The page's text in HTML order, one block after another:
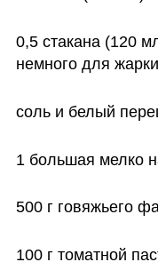
0,5 стакана (120
немного для
соль и белый
1 большая мелко
500 г говяжьего
100 г томатной